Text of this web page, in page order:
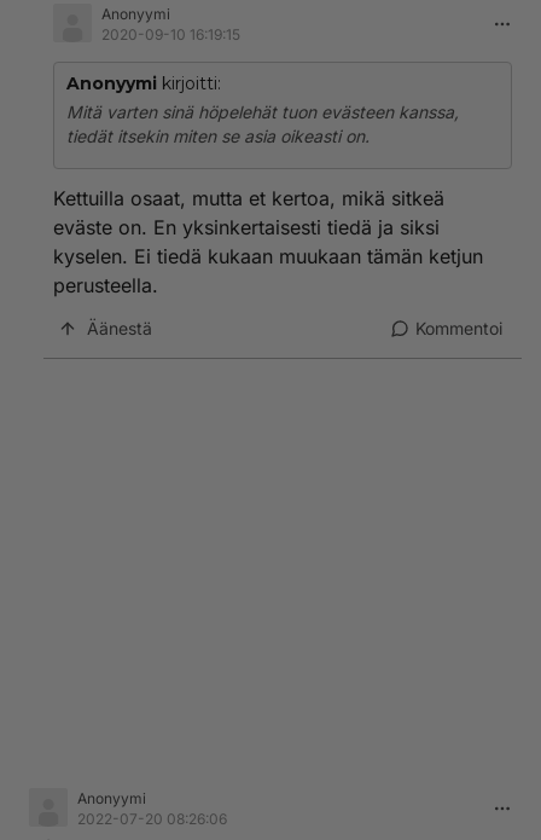
Anonyymi
2020-09-10 16:19:15
Anonyymi kirjoitti:
Mitä varten sinä höpelehät tuon evästeen kanssa,
tiedät itsekin miten se asia oikeasti on.
Kettuilla osaat, mutta et kertoa, mikä sitkeä
eväste on. En yksinkertaisesti tiedä ja siksi
kyselen. Ei tiedä kukaan muukaan tämän ketjun
perusteella.
Äänestä Kommentoi
Anonyymi
2022-07-20 08:26:06